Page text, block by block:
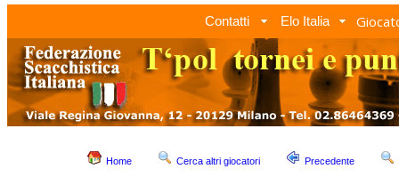
Contatti Elo Italia
Home Cerca altri giocatori Precedente